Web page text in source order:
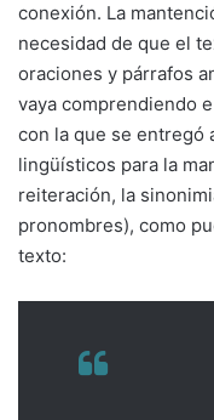
conexión. La
necesidad de que el
oraciones y párrafos
vaya comprendiendo
con la que se entregó
lingüísticos para la
reiteración, la
pronombres), como
texto: